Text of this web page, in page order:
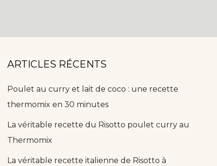
ARTICLES RÉCENTS
Poulet au curry et lait de coco : une recette
thermomix en 30 minutes
La véritable recette du Risotto poulet curry au
Thermomix
La véritable recette italienne de Risotto à